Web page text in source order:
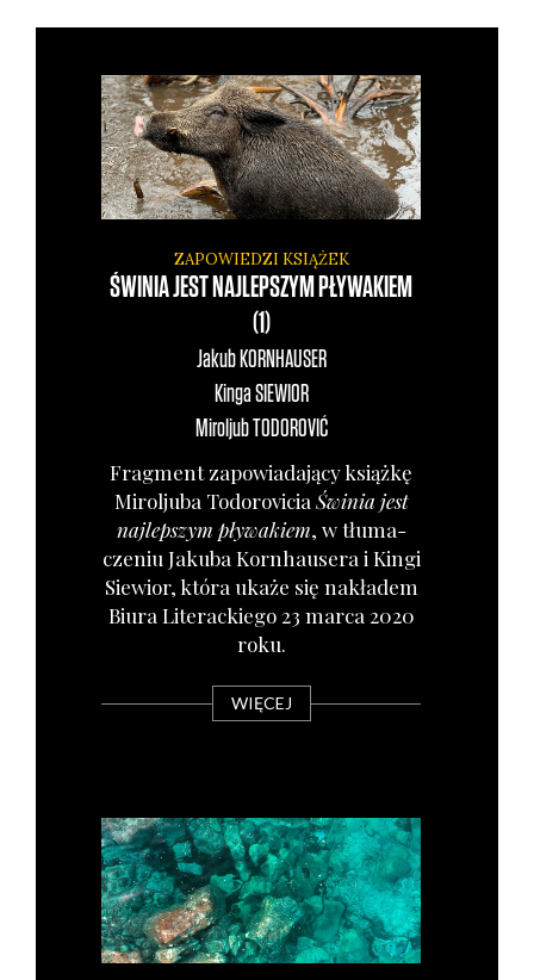
ZAPOWIEDZI KSIĄŻEK
ŚWINIA JEST NAJLEPSZYM PŁYWAKIEM
(1)
Jakub KORNHAUSER
KingaSIEWIOR
MiroljubTODOROVIĆ
Frag­ment zapo­wia­da­ją­cy książ­kę
Mirol­ju­ba Todo­ro­vi­cia Świ­nia jest
naj­lep­szym pły­wa­kiem, w tłu­ma­
cze­niu Jaku­ba Korn­hau­se­ra i Kin­gi
Sie­wior, któ­ra uka­że się nakła­dem
Biu­ra Lite­rac­kie­go 23 mar­ca 2020
roku.
WIĘCEJ